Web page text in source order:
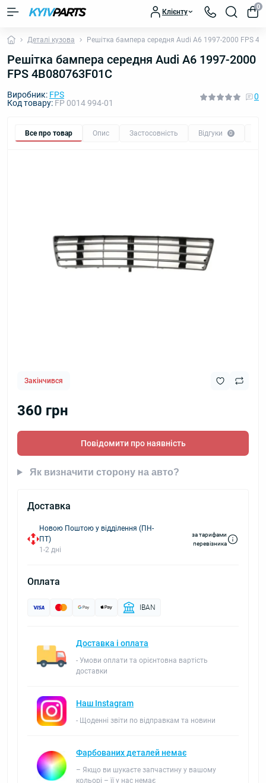
Клієнту
0
Деталі кузова Решітка бампера середня Audi A6 1997-2000 FPS
Решітка бампера середня Audi A6 1997-2000
FPS 4B080763F01C
Виробник: FPS
Код товару: FP 0014 994-01
0
Все про товар Опис Застосовність Відгуки 0
Закінчився
360 грн
Повідомити про наявність
Як визначити сторону на авто?
Доставка
Новою Поштою у відділення (ПН-
ПТ)
1-2 дні
за тарифами
перевізника
Оплата
IBAN
Доставка і оплата
- Умови оплати та орієнтовна вартість
доставки
Наш Instagram
- Щоденні звіти по відправкам та новини
Фарбованих деталей немає
– Якщо ви шукаєте запчастину у вашому
кольорі – її у нас немає